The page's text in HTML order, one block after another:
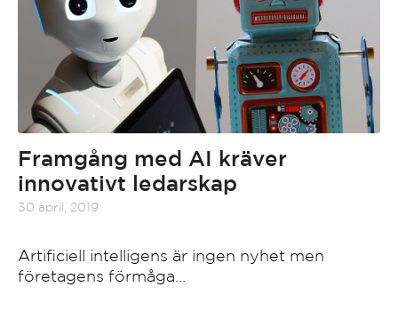
Framgång med AI kräver
innovativt ledarskap
30 april, 2019
Artificiell intelligens är ingen nyhet men
företagens förmåga…